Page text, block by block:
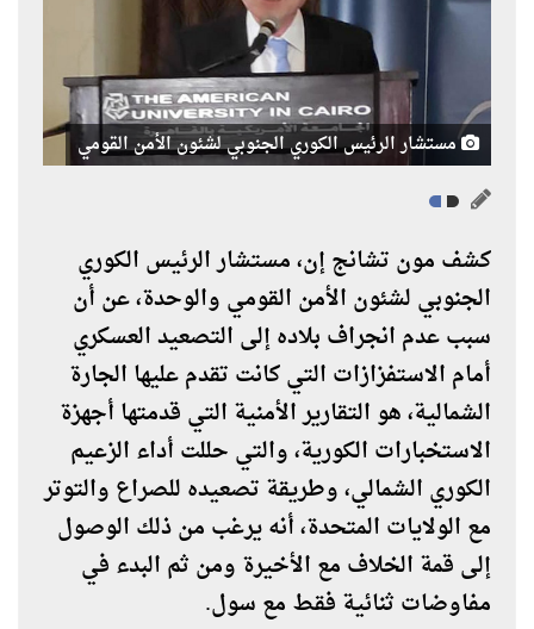
مستشار الرئيس الكوري الجنوبي لشئون الأمن القومي
كشف مون تشانج إن، مستشار الرئيس الكوري
الجنوبي لشئون الأمن القومي والوحدة، عن أن
سبب عدم انجراف بلاده إلى التصعيد العسكري
أمام الاستفزازات التي كانت تقدم عليها الجارة
الشمالية، هو التقارير الأمنية التي قدمتها أجهزة
الاستخبارات الكورية، والتي حللت أداء الزعيم
الكوري الشمالي، وطريقة تصعيده للصراع والتوتر
مع الولايات المتحدة، أنه يرغب من ذلك الوصول
إلى قمة الخلاف مع الأخيرة ومن ثم البدء في
مفاوضات ثنائية فقط مع سول.